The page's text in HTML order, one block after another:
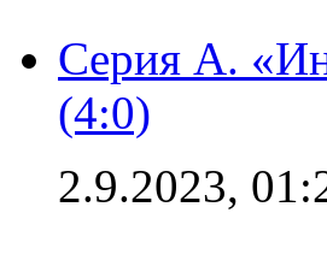
Серия А.
(4:0)
2.9.2023,